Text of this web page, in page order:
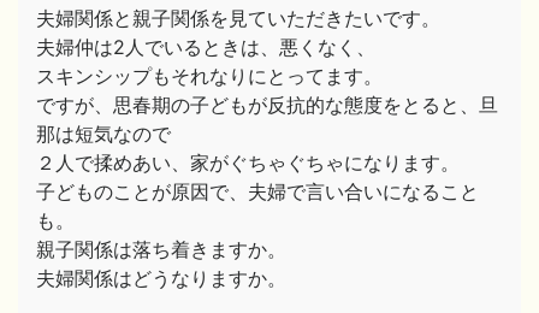
夫婦関係と親子関係を見ていただきたいです。
夫婦仲は2人でいるときは、悪くなく、
スキンシップもそれなりにとってます。
ですが、思春期の子どもが反抗的な態度をとると、旦
那は短気なので
２人で揉めあい、家がぐちゃぐちゃになります。
子どものことが原因で、夫婦で言い合いになること
も。
親子関係は落ち着きますか。
夫婦関係はどうなりますか。